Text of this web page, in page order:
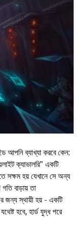
আপনি ব্যাখ্যা করবে কেন:
ক্যাভালরি" একটি
সক্ষম হয় যেখানে সে অন্য
বাড়ায় তা
জন্য স্থায়ী হয় - একটি
হবে, হার্ড যুদ্ধ পরে